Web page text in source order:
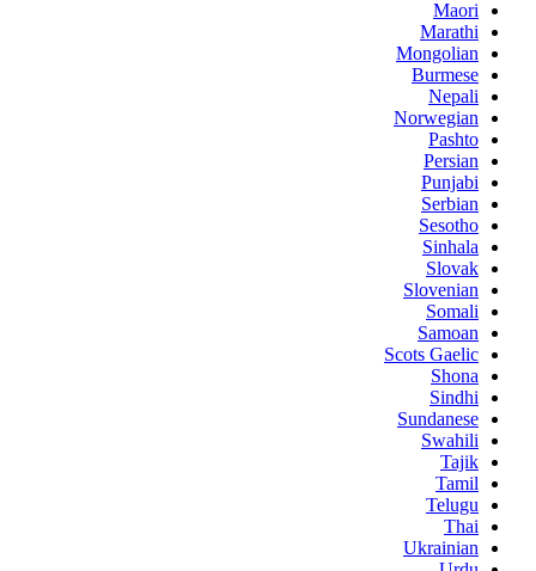
Maori
Marathi
Mongolian
Burmese
Nepali
Norwegian
Pashto
Persian
Punjabi
Serbian
Sesotho
Sinhala
Slovak
Slovenian
Somali
Samoan
Scots Gaelic
Shona
Sindhi
Sundanese
Swahili
Tajik
Tamil
Telugu
Thai
Ukrainian